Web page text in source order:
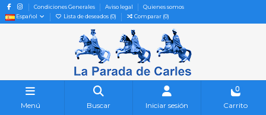
Condiciones Generales Aviso legal
Quienes somos
Español
Lista de deseados (0) Comparar (0)
Menú Buscar Iniciar sesión
0
Carrito